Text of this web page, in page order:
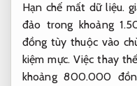
Hạn chế mất dữ liệu.
đảo trong khoảng
đồng tùy thuộc vào
kiệm mực.Việc thay
khoảng 800.000